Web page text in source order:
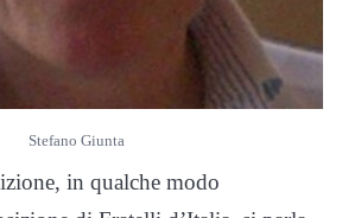
Stefano Giunta
in qualche modo